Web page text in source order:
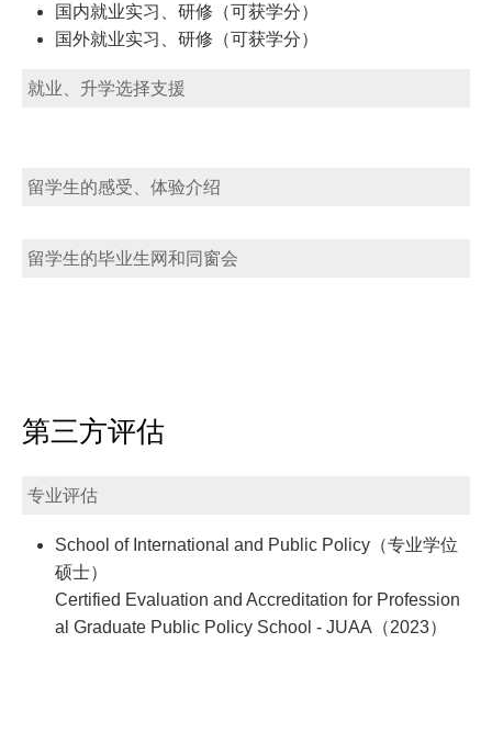
国内就业实习、研修（可获学分）
国外就业实习、研修（可获学分）
就业、升学选择支援
留学生的感受、体验介绍
留学生的毕业生网和同窗会
第三方评估
专业评估
School of International and Public Policy（专业学位
硕士）
Certified Evaluation and Accreditation for Profession
al Graduate Public Policy School - JUAA（2023）